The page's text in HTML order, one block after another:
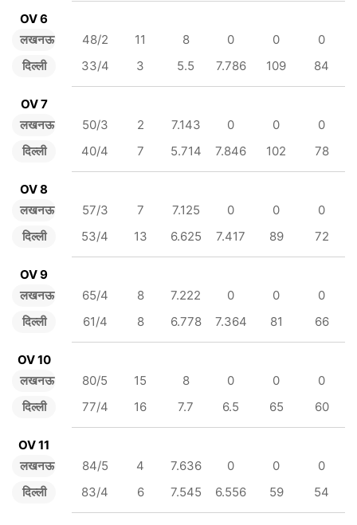
OV 6
लखनऊ
दिल्ली
48/2 11 8 0 0
0
33/4
3 5.5 7.786 109 84
OV 7
लखनऊ
दिल्ली
50/3 2 7.143 0 0
0
40/4
7 5.714 7.846 102 78
OV 8
लखनऊ
दिल्ली
57/3 7 7.125 0 0
0
53/4
13 6.625 7.417 89 72
OV 9
लखनऊ
दिल्ली
65/4 8 7.222 0 0
0
61/4
8 6.778 7.364 81 66
OV 10
लखनऊ
दिल्ली
80/5 15 8 0 0
0
77/4
16 7.7 6.5 65 60
OV 11
लखनऊ
दिल्ली
84/5 4 7.636 0 0
0
83/4
6 7.545 6.556 59 54